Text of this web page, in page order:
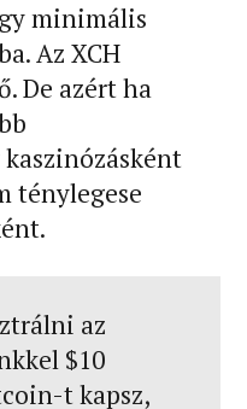
minimális
Az XCH
De azért ha
ténylegese
az
$10
t kapsz,